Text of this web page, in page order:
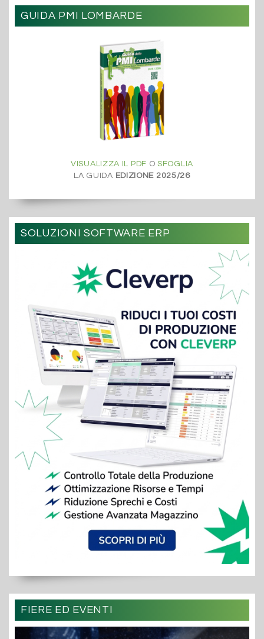
GUIDA PMI LOMBARDE
VISUALIZZA IL PDF OSFOGLIA
LA GUIDA EDIZIONE 2025/26
SOLUZIONI SOFTWARE ERP
FIERE ED EVENTI